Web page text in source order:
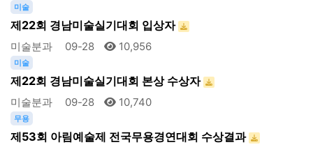
미술
제22회 경남미술실기대회 입상자
미술분과 09-28 10,956
미술
제22회 경남미술실기대회 본상 수상자
미술분과 09-28 10,740
무용
제53회 아림예술제 전국무용경연대회 수상결과